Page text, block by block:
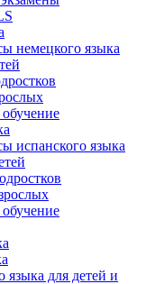
немецкого языка
испанского языка
языка для детей и